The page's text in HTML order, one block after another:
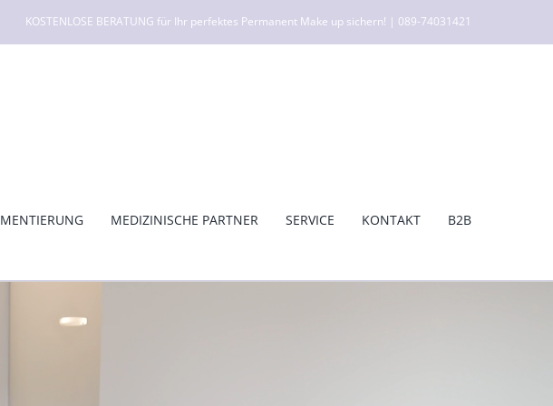
KOSTENLOSE BERATUNG für Ihr perfektes Permanent Make up sichern! | 089-74031421
MEDIZINISCHE PARTNER SERVICE KONTAKT B2B